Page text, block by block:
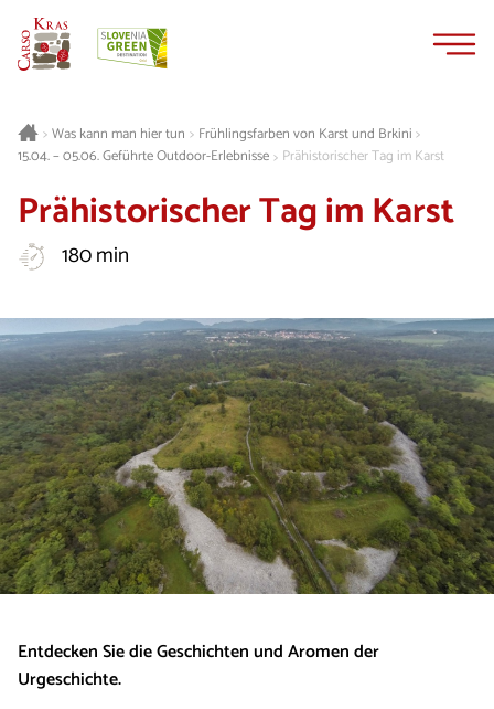
>Was kann man hier tun > Frühlingsfarben von Karst und Brkini >
15.04. – 05.06. Geführte Outdoor-Erlebnisse> Prähistorischer Tag im Karst
Prähistorischer Tag im Karst
180 min
Entdecken Sie die Geschichten und Aromen der
Urgeschichte.